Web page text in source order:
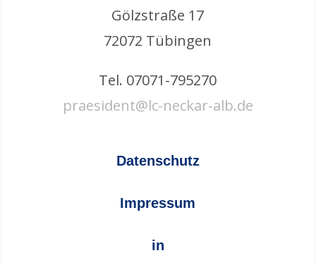
Gölzstraße 17
72072 Tübingen
Tel. 07071-795270
praesident@lc-neckar-alb.de
Datenschutz
Impressum
in